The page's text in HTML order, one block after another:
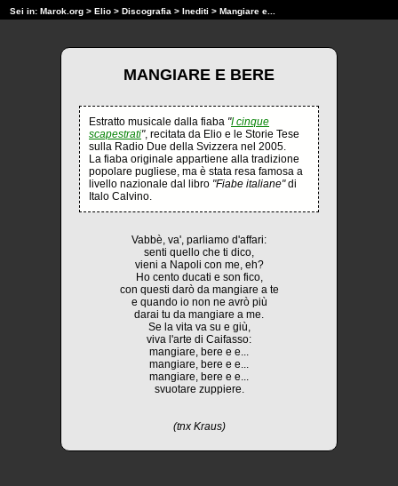
Sei in: Marok.org > Elio > Discografia > Inediti > Mangiare e...
MANGIARE E BERE
Estratto musicale dalla fiaba "I cinque
scapestrati", recitata da Elio e le Storie Tese
sulla Radio Due della Svizzera nel 2005.
La fiaba originale appartiene alla tradizione
popolare pugliese, ma è stata resa famosa a
livello nazionale dal libro "Fiabe italiane"di
Italo Calvino.
Vabbè, va', parliamo d'affari:
senti quello che ti dico,
vieni a Napoli con me, eh?
Ho cento ducati e son fico,
con questi darò da mangiare a te
e quando io non ne avrò più
darai tu da mangiare a me.
Se la vita va su e giù,
viva l'arte di Caifasso:
mangiare, bere e e...
mangiare, bere e e...
mangiare, bere e e...
svuotare zuppiere.
(tnx Kraus)